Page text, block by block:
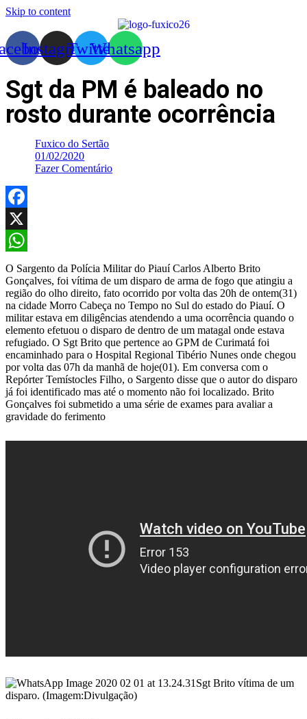
Skip to content
InstagramTwitterWhatsapp
Sgt da PM é baleado no
rosto durante ocorrência
Fuxico do Sertão
01/02/2020
Fazer Comentário
Facebook
X
WhatsApp
O Sargento da Polícia Militar do Piauí Carlos Alberto Brito
Gonçalves, foi vítima de um disparo de arma de fogo que atingiu a
região do olho direito, fato ocorrido por volta das 20h de ontem(31)
na cidade Morro Cabeça no Tempo no Sul do estado do Piauí. O
militar estava em diligências atendendo a uma ocorrência quando o
elemento efetuou o disparo de dentro de um matagal onde estava
refugiado. O Sgt Brito que pertence ao GPM de Curimatá foi
encaminhado para o Hospital Regional Tibério Nunes onde chegou
por volta das 07h da manhã de hoje(01). Em conversa com o
Repórter Temístocles Filho, o Sargento disse que o autor do disparo
já foi identificado mas até o momento não foi localizado. Brito
Gonçalves foi submetido a uma série de exames para avaliar a
gravidade do ferimento
Sgt Brito vítima de um
disparo. (Imagem:Divulgação)